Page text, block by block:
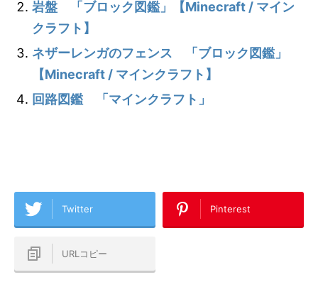
岩盤 「ブロック図鑑」【Minecraft / マイン
クラフト】
ネザーレンガのフェンス 「ブロック図鑑」
【Minecraft / マインクラフト】
回路図鑑 「マインクラフト」
Twitter Pinterest
URLコピー